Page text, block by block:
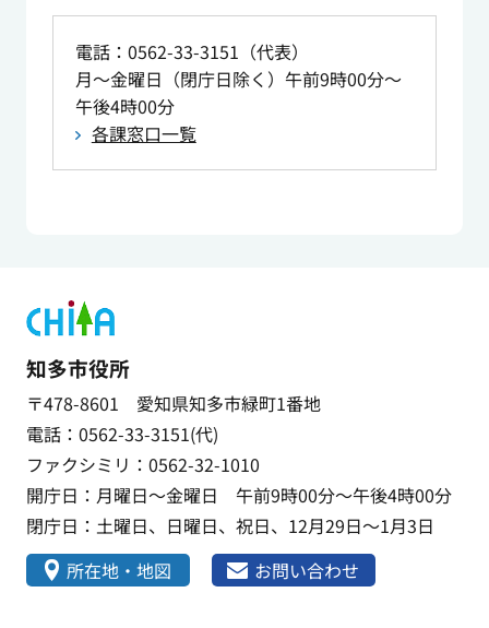
電話：0562-33-3151（代表）
月～金曜日（閉庁日除く）午前9時00分～
午後4時00分
各課窓口一覧
知多市役所
〒478-8601 愛知県知多市緑町1番地
電話：0562-33-3151(代)
ファクシミリ：0562-32-1010
開庁日：月曜日～金曜日 午前9時00分～午後4時00分
閉庁日：土曜日、日曜日、祝日、12月29日～1月3日
所在地・地図
お問い合わせ